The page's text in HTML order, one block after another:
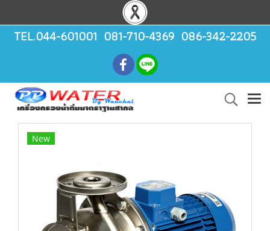
TEL.044-601001 081-710-4369 086-342-2205
New